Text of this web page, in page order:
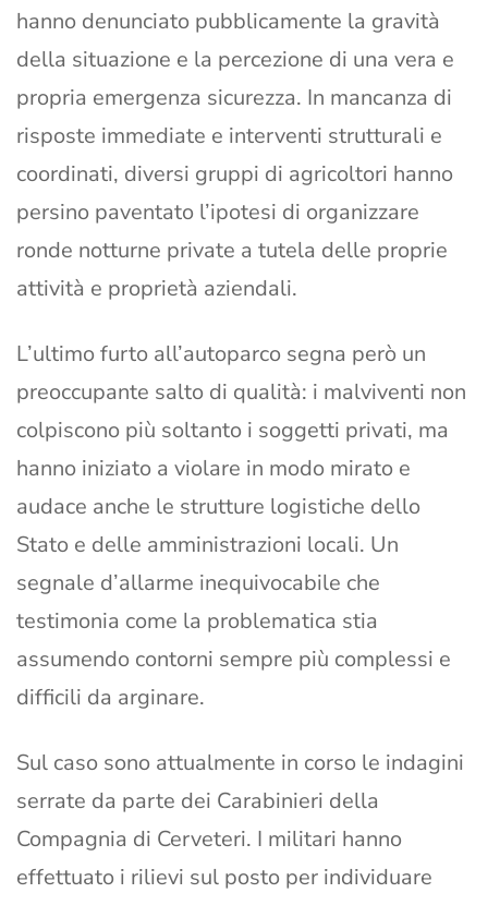
hanno denunciato pubblicamente la gravità
della situazione e la percezione di una vera e
propria emergenza sicurezza. In mancanza di
risposte immediate e interventi strutturali e
coordinati, diversi gruppi di agricoltori hanno
persino paventato l’ipotesi di organizzare
ronde notturne private a tutela delle proprie
attività e proprietà aziendali.
L’ultimo furto all’autoparco segna però un
preoccupante salto di qualità: i malviventi non
colpiscono più soltanto i soggetti privati, ma
hanno iniziato a violare in modo mirato e
audace anche le strutture logistiche dello
Stato e delle amministrazioni locali. Un
segnale d’allarme inequivocabile che
testimonia come la problematica stia
assumendo contorni sempre più complessi e
difficili da arginare.
Sul caso sono attualmente in corso le indagini
serrate da parte dei Carabinieri della
Compagnia di Cerveteri. I militari hanno
effettuato i rilievi sul posto per individuare